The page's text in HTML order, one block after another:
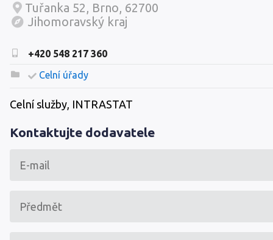
Tuřanka 52, Brno, 62700
Jihomoravský kraj
+420 548 217 360
Celní úřady
Celní služby, INTRASTAT
Kontaktujte dodavatele